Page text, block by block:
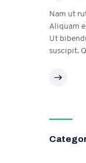
Nam ut
Aliquam
Ut
suscipit.